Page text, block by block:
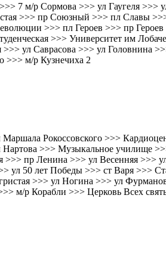
м/р Сормова >>> ул Гаугеля >>>
>>> пр Союзный >>> пл Славы
>>> пл Героев >>> пр
>>> Университет им
ул Саврасова >>> ул Головнина
>>> м/р Кузнечиха 2
Рокоссовского >>>
Нартова >>> Музыкальное училище
пр Ленина >>> ул Весенняя >>>
ул 50 лет Победы >>> ст Варя >>>
>>> ул Ногина >>> ул
м/р Корабли >>> Церковь Всех